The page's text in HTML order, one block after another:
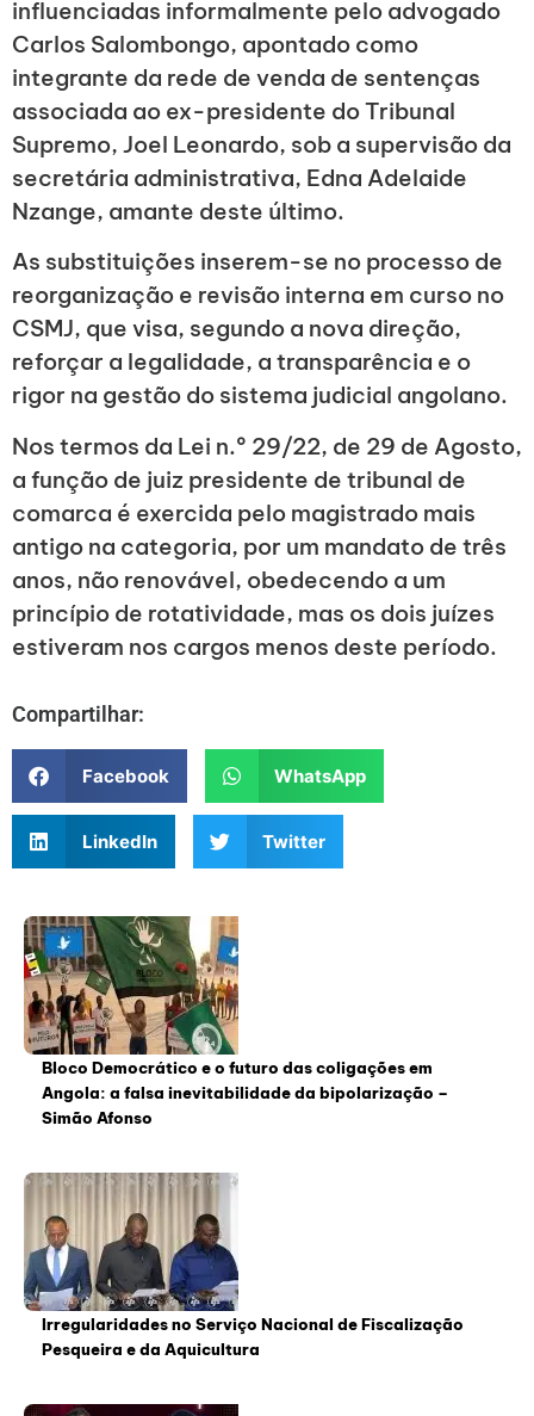
influenciadas informalmente pelo advogado
Carlos Salombongo, apontado como
integrante da rede de venda de sentenças
associada ao ex-presidente do Tribunal
Supremo, Joel Leonardo, sob a supervisão da
secretária administrativa, Edna Adelaide
Nzange, amante deste último.
As substituições inserem-se no processo de
reorganização e revisão interna em curso no
CSMJ, que visa, segundo a nova direção,
reforçar a legalidade, a transparência e o
rigor na gestão do sistema judicial angolano.
Nos termos da Lei n.º 29/22, de 29 de Agosto,
a função de juiz presidente de tribunal de
comarca é exercida pelo magistrado mais
antigo na categoria, por um mandato de três
anos, não renovável, obedecendo a um
princípio de rotatividade, mas os dois juízes
estiveram nos cargos menos deste período.
Compartilhar:
Facebook WhatsApp
LinkedIn Twitter
Bloco Democrático e o futuro das coligações em
Angola: a falsa inevitabilidade da bipolarização –
Simão Afonso
Irregularidades no Serviço Nacional de Fiscalização
Pesqueira e da Aquicultura